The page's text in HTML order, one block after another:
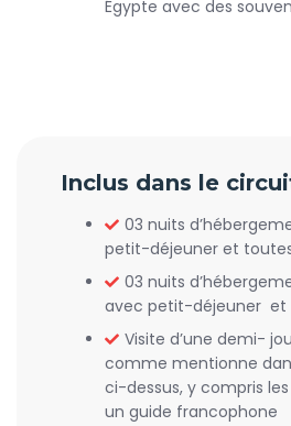
Égypte avec des
Inclus dans le
03 nuits
petit-déjeuner et
03 nuits
avec petit-déjeuner et
Visite d’une demi-
comme mentionne
ci-dessus, y compris
un guide francophone